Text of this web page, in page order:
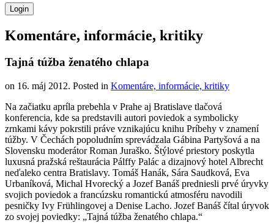
Komentáre, informácie, kritiky
Tajná túžba ženatého chlapa
on 16. máj 2012. Posted in Komentáre, informácie, kritiky
Na začiatku apríla prebehla v Prahe aj Bratislave tlačová
konferencia, kde sa predstavili autori poviedok a symbolicky
zrnkami kávy pokrstili práve vznikajúcu knihu Príbehy v znamení
túžby. V Čechách popoludním sprevádzala Gábina Partyšová a na
Slovensku moderátor Roman Juraško. Štýlové priestory poskytla
luxusná pražská reštaurácia Pálffy Palác a dizajnový hotel Albrecht
neďaleko centra Bratislavy. Tomáš Hanák, Sára Saudková, Eva
Urbaníková, Michal Hvorecký a Jozef Banáš predniesli prvé úryvky
svojich poviedok a francúzsku romantickú atmosféru navodili
pesničky Ivy Frühlingovej a Denise Lacho. Jozef Banáš čítal úryvok
zo svojej poviedky: „Tajná túžba ženatého chlapa.“